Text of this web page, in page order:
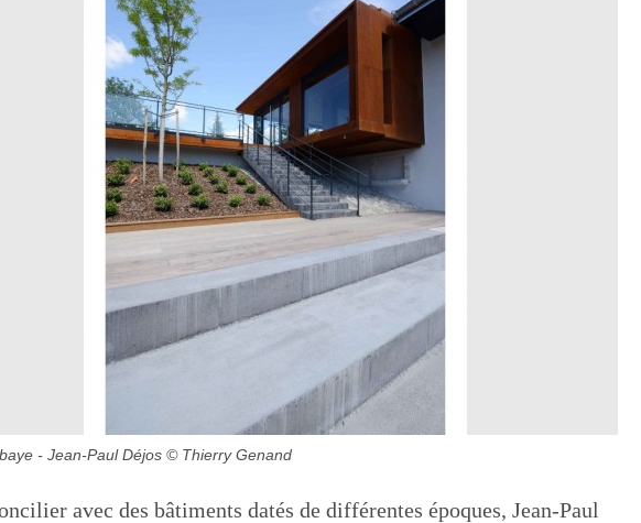
- Jean-Paul Déjos © Thierry Genand
avec des bâtiments datés de différentes époques, Jean-Paul